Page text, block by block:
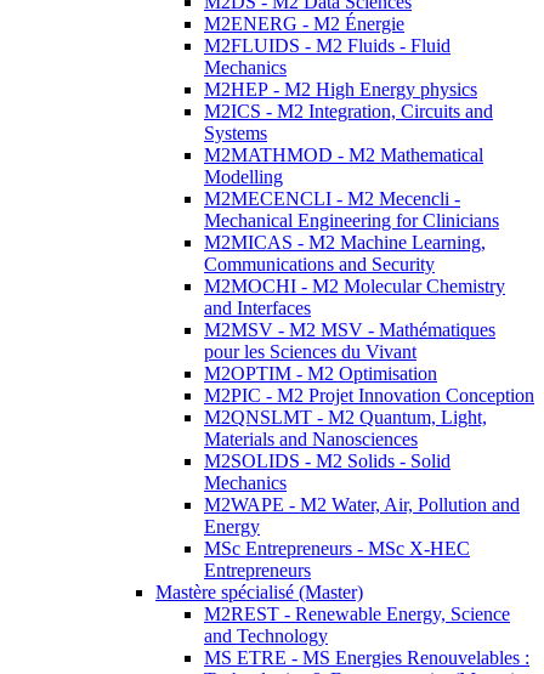
M2ENERG - M2 Énergie
M2FLUIDS - M2 Fluids - Fluid
Mechanics
M2HEP - M2 High Energy physics
M2ICS - M2 Integration, Circuits and
Systems
M2MATHMOD - M2 Mathematical
Modelling
M2MECENCLI - M2 Mecencli -
Mechanical Engineering for Clinicians
M2MICAS - M2 Machine Learning,
Communications and Security
M2MOCHI - M2 Molecular Chemistry
and Interfaces
M2MSV - M2 MSV - Mathématiques
pour les Sciences du Vivant
M2OPTIM - M2 Optimisation
M2PIC - M2 Projet Innovation Conception
M2QNSLMT - M2 Quantum, Light,
Materials and Nanosciences
M2SOLIDS - M2 Solids - Solid
Mechanics
M2WAPE - M2 Water, Air, Pollution and
Energy
MSc Entrepreneurs - MSc X-HEC
Entrepreneurs
Mastère spécialisé (Master)
M2REST - Renewable Energy, Science
and Technology
MS ETRE - MS Energies Renouvelables :